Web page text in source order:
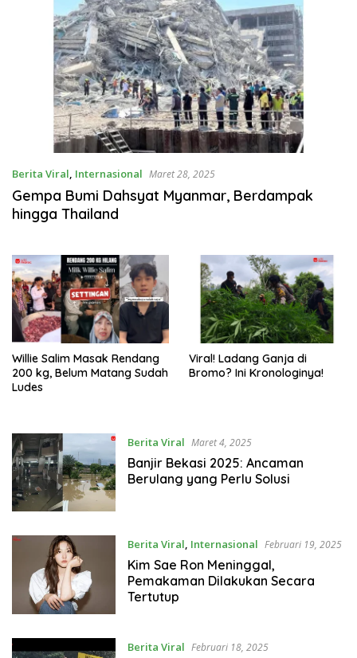
Berita Viral, Internasional Maret 28, 2025
Gempa Bumi Dahsyat Myanmar, Berdampak
hingga Thailand
Willie Salim Masak Rendang
200 kg, Belum Matang Sudah
Ludes
Viral! Ladang Ganja di
Bromo? Ini Kronologinya!
Berita Viral Maret 4, 2025
Banjir Bekasi 2025: Ancaman
Berulang yang Perlu Solusi
Berita Viral, Internasional Februari 19, 2025
Kim Sae Ron Meninggal,
Pemakaman Dilakukan Secara
Tertutup
Berita Viral Februari 18, 2025